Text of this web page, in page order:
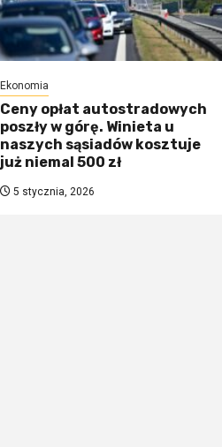
Ekonomia
Ceny opłat autostradowych
poszły w górę. Winieta u
naszych sąsiadów kosztuje
już niemal 500 zł
5 stycznia, 2026